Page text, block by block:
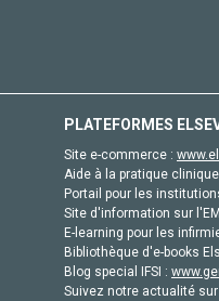
PLATEFORMES
Site e-commerce :
Aide à la pratique
Portail pour les
Site d'information sur
E-learning pour les
Bibliothèque d'e-books
Blog special IFSI :
Suivez notre actualité